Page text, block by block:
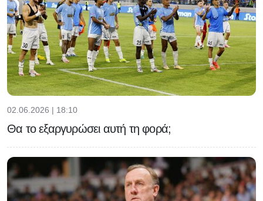
02.06.2026 | 18:10
Θα το εξαργυρώσει αυτή τη φορά;